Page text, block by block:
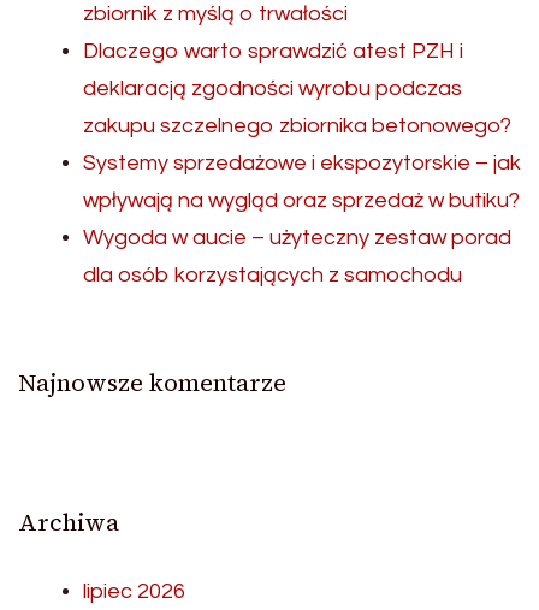
zbiornik z myślą o trwałości
Dlaczego warto sprawdzić atest PZH i
deklaracją zgodności wyrobu podczas
zakupu szczelnego zbiornika betonowego?
Systemy sprzedażowe i ekspozytorskie – jak
wpływają na wygląd oraz sprzedaż w butiku?
Wygoda w aucie – użyteczny zestaw porad
dla osób korzystających z samochodu
Najnowsze komentarze
Archiwa
lipiec 2026